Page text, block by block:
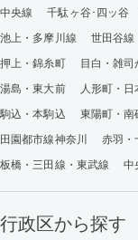
中央線
千駄ヶ谷･四ッ谷
池上・多摩川線
世田谷線
押上・錦糸町
目白・雑司
湯島・東大前
人形町・日
駒込・本駒込
東陽町・南
田園都市線神奈川
赤羽・
板橋・三田線・東武線
中
行政区から探す